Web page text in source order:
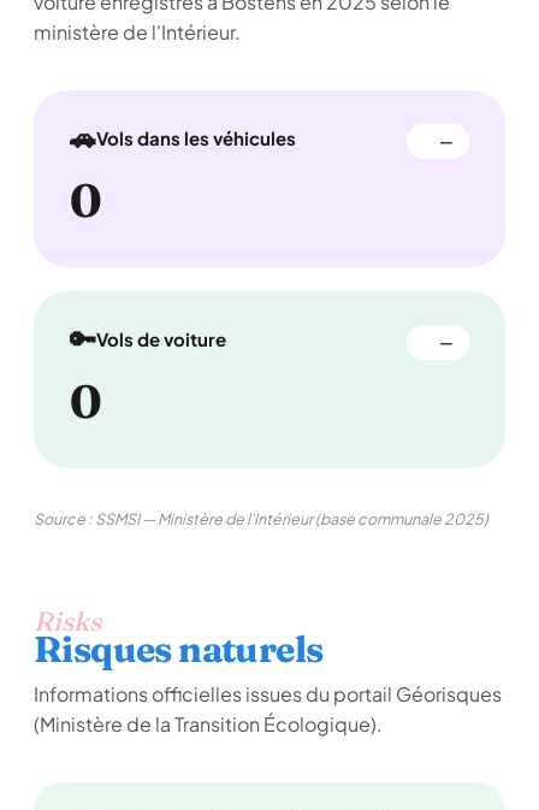
ministère de l'Intérieur.
🚗Vols dans les véhicules —
0
🔑Vols de voiture —
0
Source : SSMSI — Ministère de l'Intérieur (base communale 2025)
Risks
Risques naturels
Informations officielles issues du portail Géorisques
(Ministère de la Transition Écologique).